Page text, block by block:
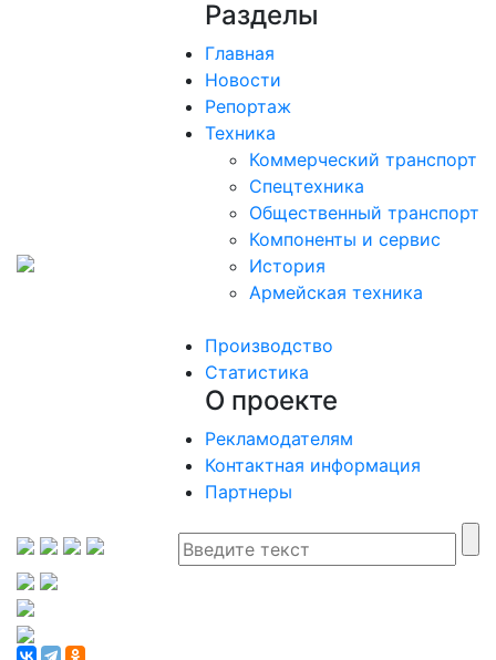
Разделы
Главная
Новости
Репортаж
Техника
Коммерческий транспорт
Спецтехника
Общественный транспорт
Компоненты и сервис
История
Армейская техника
Производство
Статистика
О проекте
Рекламодателям
Контактная информация
Партнеры